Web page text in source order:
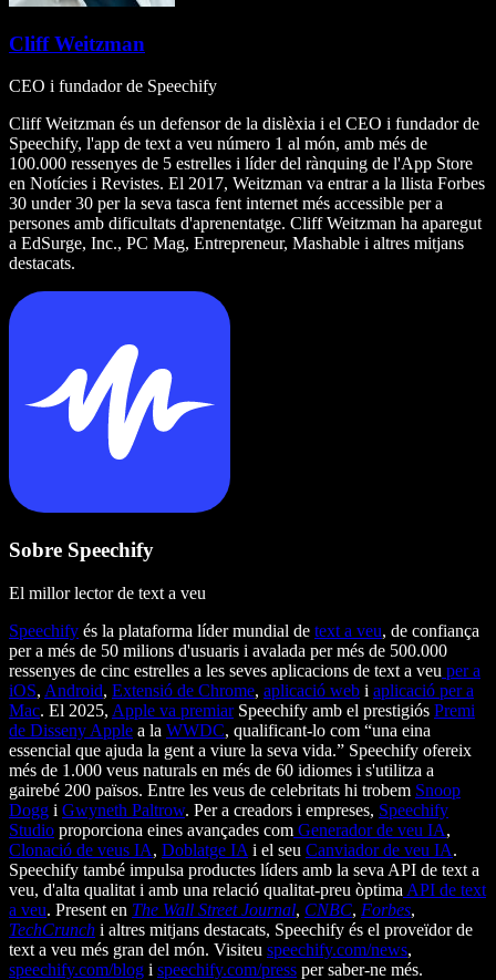
Cliff Weitzman
CEO i fundador de Speechify
Cliff Weitzman és un defensor de la dislèxia i el CEO i fundador de
Speechify, l'app de text a veu número 1 al món, amb més de
100.000 ressenyes de 5 estrelles i líder del rànquing de l'App Store
en Notícies i Revistes. El 2017, Weitzman va entrar a la llista Forbes
30 under 30 per la seva tasca fent internet més accessible per a
persones amb dificultats d'aprenentatge. Cliff Weitzman ha aparegut
a EdSurge, Inc., PC Mag, Entrepreneur, Mashable i altres mitjans
destacats.
Sobre Speechify
El millor lector de text a veu
Speechify és la plataforma líder mundial de text a veu, de confiança
per a més de 50 milions d'usuaris i avalada per més de 500.000
ressenyes de cinc estrelles a les seves aplicacions de text a veu per a
iOS, Android, Extensió de Chrome, aplicació web i aplicació per a
Mac. El 2025, Apple va premiarSpeechify amb el prestigiós Premi
de Disseny Apple a la WWDC, qualificant-lo com “una eina
essencial que ajuda la gent a viure la seva vida.” Speechify ofereix
més de 1.000 veus naturals en més de 60 idiomes i s'utilitza a
gairebé 200 països. Entre les veus de celebritats hi trobem Snoop
Dogg i Gwyneth Paltrow. Per a creadors i empreses, Speechify
Studio proporciona eines avançades com Generador de veu IA,
Clonació de veus IA, Doblatge IA i el seu Canviador de veu IA.
Speechify també impulsa productes líders amb la seva API de text a
veu, d'alta qualitat i amb una relació qualitat-preu òptima API de text
a veu. Present en The Wall Street Journal, CNBC, Forbes,
TechCrunch i altres mitjans destacats, Speechify és el proveïdor de
text a veu més gran del món. Visiteu speechify.com/news,
speechify.com/blog i speechify.com/press per saber-ne més.